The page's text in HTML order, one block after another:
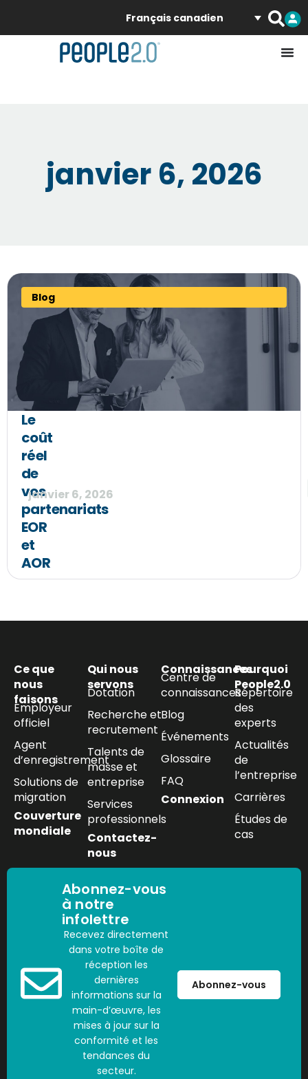
Français canadien
janvier 6, 2026
Blog
Le
coût
réel
de
vos
partenariats
EOR
et
AOR
janvier 6, 2026
Ce que
nous
faisons
Employeur
officiel
Agent
d’enregistrement
Solutions de
migration
Couverture
mondiale
Qui nous
servons
Dotation
Recherche et
recrutement
Talents de
masse et
entreprise
Services
professionnels
Contactez-
nous
Connaissances
Centre de
connaissances
Blog
Événements
Glossaire
FAQ
Connexion
Pourquoi
People2.0
Répertoire
des
experts
Actualités
de
l’entreprise
Carrières
Études de
cas
Abonnez-vous
à notre
infolettre
Recevez directement
dans votre boîte de
réception les
dernières
informations sur la
main-d’œuvre, les
mises à jour sur la
conformité et les
tendances du
secteur.
Abonnez-vous